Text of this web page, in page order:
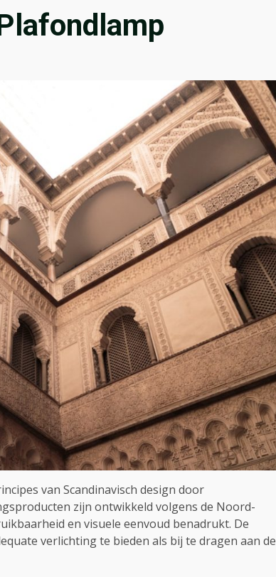
van Scandinavisch design door
zijn ontwikkeld volgens de Noord-
en visuele eenvoud benadrukt. De
verlichting te bieden als bij te dragen aan de